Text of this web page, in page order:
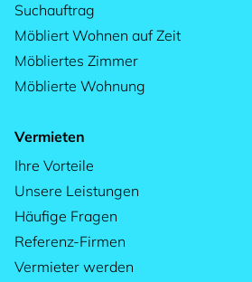
Suchauftrag
Möbliert Wohnen auf Zeit
Möbliertes Zimmer
Möblierte Wohnung
Vermieten
Ihre Vorteile
Unsere Leistungen
Häufige Fragen
Referenz-Firmen
Vermieter werden